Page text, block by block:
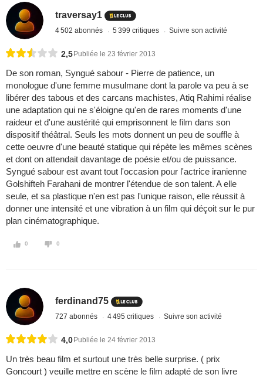
traversay1
4 502 abonnés 5 399 critiques Suivre son activité
2,5 Publiée le 23 février 2013
De son roman, Syngué sabour - Pierre de patience, un
monologue d'une femme musulmane dont la parole va peu à se
libérer des tabous et des carcans machistes, Atiq Rahimi réalise
une adaptation qui ne s'éloigne qu'en de rares moments d'une
raideur et d'une austérité qui emprisonnent le film dans son
dispositif théâtral. Seuls les mots donnent un peu de souffle à
cette oeuvre d'une beauté statique qui répète les mêmes scènes
et dont on attendait davantage de poésie et/ou de puissance.
Syngué sabour est avant tout l'occasion pour l'actrice iranienne
Golshifteh Farahani de montrer l'étendue de son talent. A elle
seule, et sa plastique n'en est pas l'unique raison, elle réussit à
donner une intensité et une vibration à un film qui déçoit sur le pur
plan cinématographique.
0 0
ferdinand75
727 abonnés 4 495 critiques Suivre son activité
4,0 Publiée le 24 février 2013
Un très beau film et surtout une très belle surprise. ( prix
Goncourt ) veuille mettre en scène le film adapté de son livre